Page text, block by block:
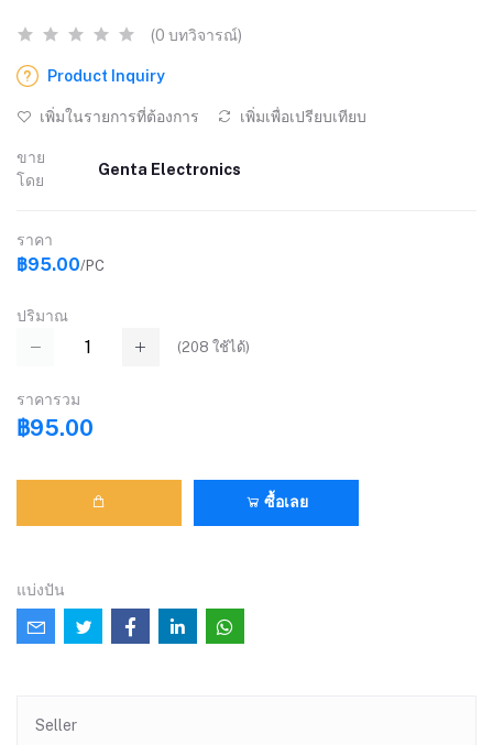
(0 บทวิจารณ์)
Product Inquiry
เพิ่มในรายการที่ต้องการ เพิ่มเพื่อเปรียบเทียบ
ขาย
โดย
Genta Electronics
ราคา
฿95.00/PC
ปริมาณ
(208 ใช้ได้)
ราคารวม
฿95.00
ซื้อเลย
แบ่งปัน
Seller